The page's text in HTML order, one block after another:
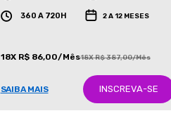
360 A 720H 2 A 12 MESES
18X R$ 86,00/Mês18X R$ 387,00/Mês
SAIBA MAIS INSCREVA-SE